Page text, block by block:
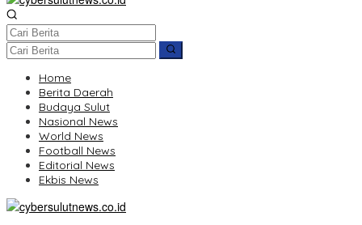
Home
Berita Daerah
Budaya Sulut
Nasional News
World News
Football News
Editorial News
Ekbis News